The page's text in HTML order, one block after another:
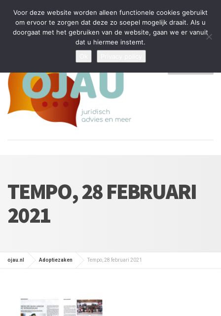
Tijdelijke stop: wegens drukte kan ik beperkt nieuwe zaken aannemen
en vragen beantwoorden
Algemene Voorwaarden
Disclaimer Privacybeleid
TEMPO, 28 FEBRUARI
2021
ojau.nl Adoptiezaken Tempo, 28 februari 2021
Voor deze website worden alleen functionele cookies gebruikt
om ervoor te zorgen dat deze zo soepel mogelijk draait. Als u
doorgaat met het gebruiken van de website, gaan we er vanuit
dat u hiermee instemt.